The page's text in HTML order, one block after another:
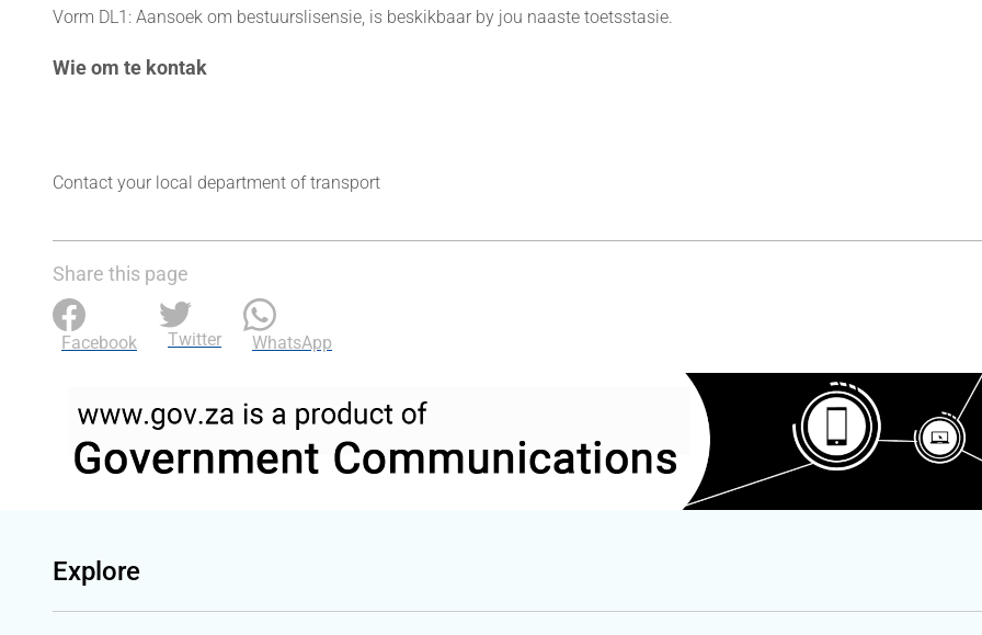
Vorm DL1: Aansoek om bestuurslisensie, is beskikbaar by jou naaste toetsstasie.
Wie om te kontak
Contact your local department of transport
Share this page
Facebook Twitter WhatsApp
Explore